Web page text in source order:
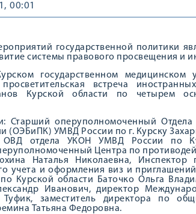
00:01
государственной политики
системы правового просвещения и
государственном медицинском
встреча
Курской области по четырем
Старший оперуполномоченный
(ОЭБиПК) УМВД России по г. Курску
ОВД отдела УКОН УМВД России по
Центра по
Наталья Николаевна,
учета и оформления виз и
Курской области Баточко Ольга
Иванович, директор
заместитель директора по
Татьяна Федоровна.